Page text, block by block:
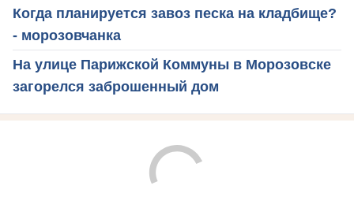
Когда планируется завоз песка на кладбище?
- морозовчанка
На улице Парижской Коммуны в Морозовске
загорелся заброшенный дом